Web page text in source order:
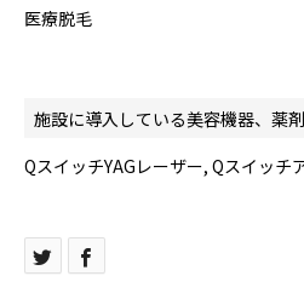
医療脱毛
施設に導入している美容機器、薬
QスイッチYAGレーザー, Qスイッチ